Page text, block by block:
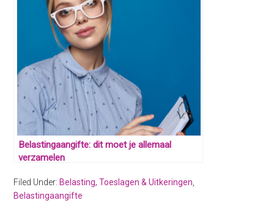
Belastingaangifte: dit moet je allemaal
verzamelen
Filed Under: Belasting, Toeslagen & Uitkeringen
Belastingaangifte